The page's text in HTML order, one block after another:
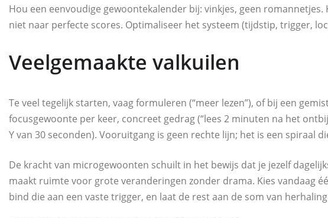
Hou een eenvoudige gewoontekalender bij: vinkjes, geen
niet naar perfecte scores. Optimaliseer het systeem (tijdstip, trigger,
Veelgemaakte valkuilen
Te veel tegelijk starten, vaag formuleren (“meer lezen”), of bij een
focusgewoonte per keer, concreet gedrag (“lees 2 minuten na het
Y van 30 seconden). Vooruitgang is geen rechte lijn; het is een spiraal
De kracht van microgewoonten schuilt in het bewijs dat je jezelf
maakt ruimte voor grote veranderingen zonder drama. Kies vandaag
bind die aan een vaste trigger, en laat de rest aan de som van